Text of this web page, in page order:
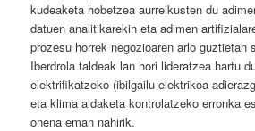
kudeaketa hobetzea aurreikusten du
datuen analitikarekin eta adimen
prozesu horrek negozioaren arlo guztietan
Iberdrola taldeak lan hori lideratzea hartu
elektrifikatzeko (ibilgailu elektrikoa
eta klima aldaketa kontrolatzeko erronka
onena eman nahirik.